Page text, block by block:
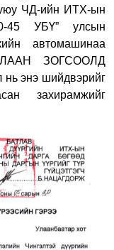
ЧД-ийн ИТХ-ын
45 УБҮ” улсын
автомашинаа
ЗОГСООЛД
нь энэ шийдвэрийг
захирамжийг